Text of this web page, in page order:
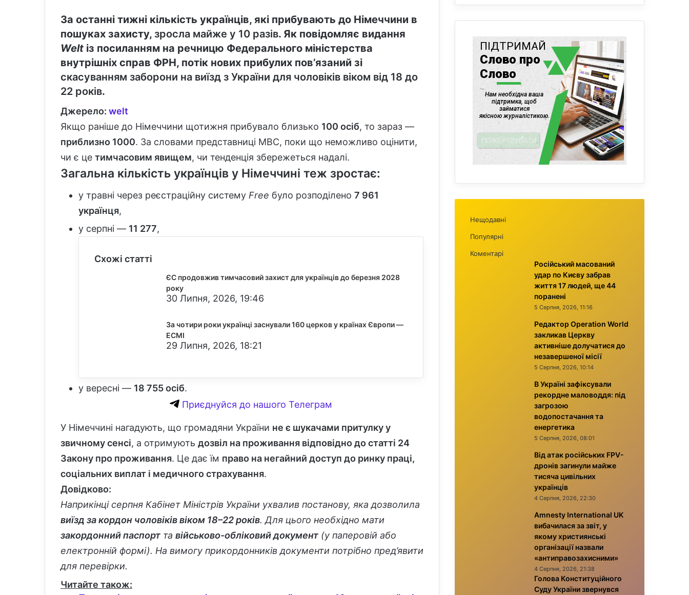
За останні тижні кількість українців, які прибувають до Німеччини в
пошуках захисту, зросла майже у 10 разів. Як повідомляє видання
Welt із посиланням на речницю Федерального міністерства
внутрішніх справ ФРН, потік нових прибулих пов’язаний зі
скасуванням заборони на виїзд з України для чоловіків віком від 18 до
22 років.
Джерело: welt
Якщо раніше до Німеччини щотижня прибувало близько 100 осіб, то зараз —
приблизно 1000. За словами представниці МВС, поки що неможливо оцінити,
чи є це тимчасовим явищем, чи тенденція збережеться надалі.
Загальна кількість українців у Німеччині теж зростає:
у травні через реєстраційну систему Free було розподілено 7 961
українця,
у серпні — 11 277,
Схожі статті
ЄС продовжив тимчасовий захист для українців до березня 2028
року
30 Липня, 2026, 19:46
За чотири роки українці заснували 160 церков у країнах Європи —
ECMI
29 Липня, 2026, 18:21
у вересні — 18 755 осіб.
Приєднуйся до нашого Телеграм
У Німеччині нагадують, що громадяни України не є шукачами притулку у
звичному сенсі, а отримують дозвіл на проживання відповідно до статті 24
Закону про проживання. Це дає їм право на негайний доступ до ринку праці,
соціальних виплат і медичного страхування.
Довідково:
Наприкінці серпня Кабінет Міністрів України ухвалив постанову, яка дозволила
виїзд за кордон чоловіків віком 18–22 років. Для цього необхідно мати
закордонний паспорт та військово-обліковий документ (у паперовій або
електронній формі). На вимогу прикордонників документи потрібно пред’явити
для перевірки.
Читайте також:
Нещодавні
Популярні
Коментарі
Російський масований
удар по Києву забрав
життя 17 людей, ще 44
поранені
5 Серпня, 2026, 11:16
Редактор Operation World
закликав Церкву
активніше долучатися до
незавершеної місії
5 Серпня, 2026, 10:14
В Україні зафіксували
рекордне маловоддя: під
загрозою
водопостачання та
енергетика
5 Серпня, 2026, 08:01
Від атак російських FPV-
дронів загинули майже
тисяча цивільних
українців
4 Серпня, 2026, 22:30
Amnesty International UK
вибачилася за звіт, у
якому християнські
організації назвали
«антиправозахисними»
4 Серпня, 2026, 21:38
Голова Конституційного
Суду України звернувся